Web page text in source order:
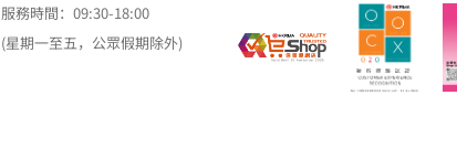
服務時間：09:30-18:00
(星期一至五，公眾假期除外)